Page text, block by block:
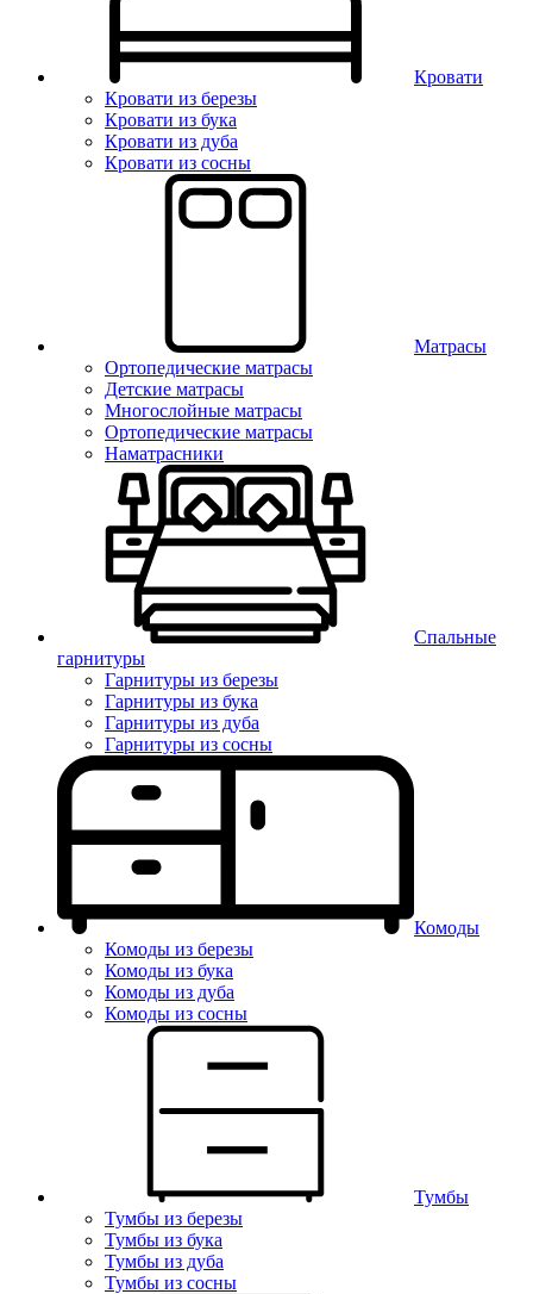
Кровати
Кровати из березы
Кровати из бука
Кровати из дуба
Кровати из сосны
Матрасы
Ортопедические матрасы
Детские матрасы
Многослойные матрасы
Ортопедические матрасы
Наматрасники
Спальные
гарнитуры
Гарнитуры из березы
Гарнитуры из бука
Гарнитуры из дуба
Гарнитуры из сосны
Комоды
Комоды из березы
Комоды из бука
Комоды из дуба
Комоды из сосны
Тумбы
Тумбы из березы
Тумбы из бука
Тумбы из дуба
Тумбы из сосны